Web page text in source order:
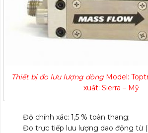
Thiết bị đo lưu lượng dòng Model:
xuất: Sierra – Mỹ
Độ chính xác: 1,5 % toàn thang;
Đo trực tiếp lưu lượng dao động từ